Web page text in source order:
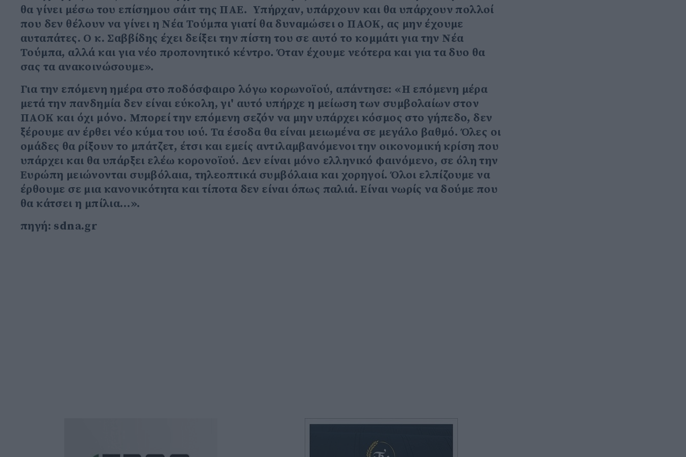
θα γίνει μέσω του επίσημου σάιτ της ΠΑΕ. Υπήρχαν, υπάρχουν και θα υπάρχουν πολλοί
που δεν θέλουν να γίνει η Νέα Τούμπα γιατί θα δυναμώσει ο ΠΑΟΚ, ας μην έχουμε
αυταπάτες. Ο κ. Σαββίδης έχει δείξει την πίστη του σε αυτό το κομμάτι για την Νέα
Τούμπα, αλλά και για νέο προπονητικό κέντρο. Όταν έχουμε νεότερα και για τα δυο θα
σας τα ανακοινώσουμε».
Για την επόμενη ημέρα στο ποδόσφαιρο λόγω κορωνοϊού, απάντησε: «Η επόμενη μέρα
μετά την πανδημία δεν είναι εύκολη, γι' αυτό υπήρχε η μείωση των συμβολαίων στον
ΠΑΟΚ και όχι μόνο. Μπορεί την επόμενη σεζόν να μην υπάρχει κόσμος στο γήπεδο, δεν
ξέρουμε αν έρθει νέο κύμα του ιού. Τα έσοδα θα είναι μειωμένα σε μεγάλο βαθμό. Όλες οι
ομάδες θα ρίξουν το μπάτζετ, έτσι και εμείς αντιλαμβανόμενοι την οικονομική κρίση που
υπάρχει και θα υπάρξει ελέω κορονοϊού. Δεν είναι μόνο ελληνικό φαινόμενο, σε όλη την
Ευρώπη μειώνονται συμβόλαια, τηλεοπτικά συμβόλαια και χορηγοί. Όλοι ελπίζουμε να
έρθουμε σε μια κανονικότητα και τίποτα δεν είναι όπως παλιά. Είναι νωρίς να δούμε που
θα κάτσει η μπίλια…».
πηγή: sdna.gr